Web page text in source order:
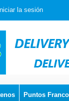
Iniciar la sesión
Puntos Franco